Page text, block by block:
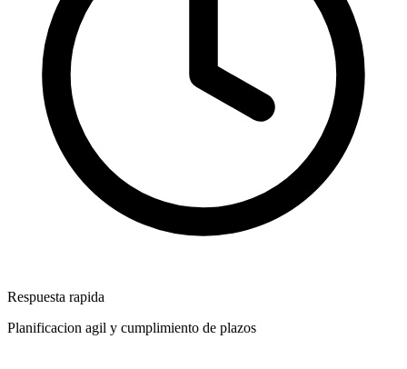
Respuesta rapida
Planificacion agil y cumplimiento de plazos